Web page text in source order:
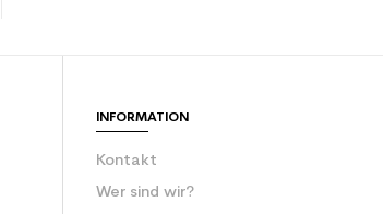
INFORMATION
Kontakt
Wer sind wir?